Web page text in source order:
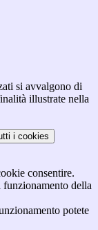
si avvalgono di
illustrate nella
i cookies
consentire.
della
potete